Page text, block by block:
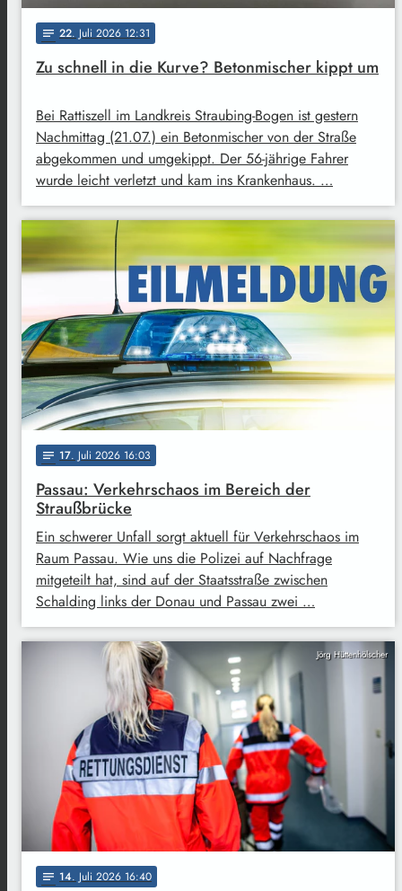
notes 22. Juli 2026 12:31
Zu schnell in die Kurve? Betonmischer kippt um
Bei Rattiszell im Landkreis Straubing-Bogen ist gestern
Nachmittag (21.07.) ein Betonmischer von der Straße
abgekommen und umgekippt. Der 56-jährige Fahrer
wurde leicht verletzt und kam ins Krankenhaus. …
notes 17. Juli 2026 16:03
Passau: Verkehrschaos im Bereich der
Straußbrücke
Ein schwerer Unfall sorgt aktuell für Verkehrschaos im
Raum Passau. Wie uns die Polizei auf Nachfrage
mitgeteilt hat, sind auf der Staatsstraße zwischen
Schalding links der Donau und Passau zwei …
Jörg Hüttenhölscher
notes 14. Juli 2026 16:40